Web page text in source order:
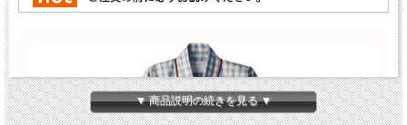
▼ 商品説明の続きを見る ▼